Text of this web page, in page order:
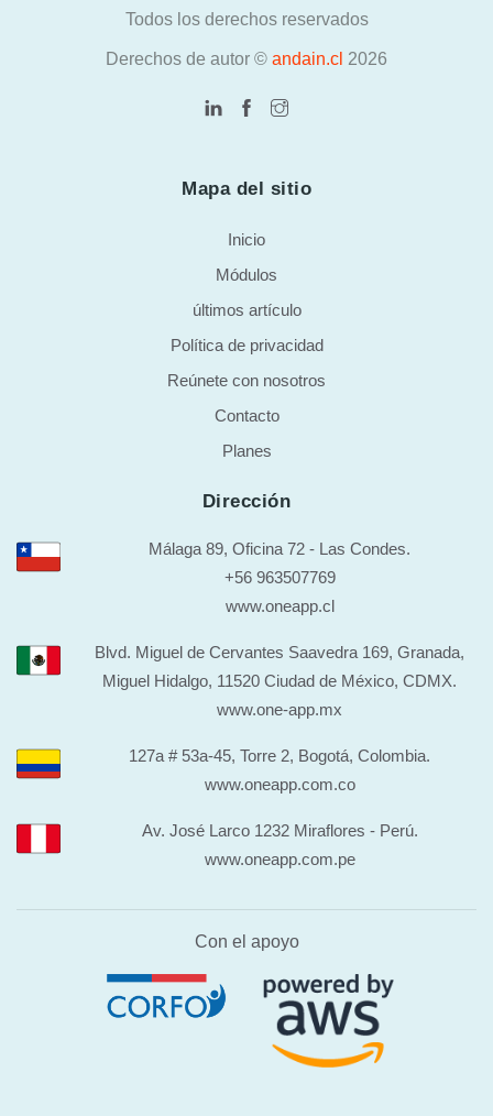
Todos los derechos reservados
Derechos de autor © andain.cl 2026
Mapa del sitio
Inicio
Módulos
últimos artículo
Política de privacidad
Reúnete con nosotros
Contacto
Planes
Dirección
Málaga 89, Oficina 72 - Las Condes.
+56 963507769
www.oneapp.cl
Blvd. Miguel de Cervantes Saavedra 169, Granada,
Miguel Hidalgo, 11520 Ciudad de México, CDMX.
www.one-app.mx
127a # 53a-45, Torre 2, Bogotá, Colombia.
www.oneapp.com.co
Av. José Larco 1232 Miraflores - Perú.
www.oneapp.com.pe
Con el apoyo